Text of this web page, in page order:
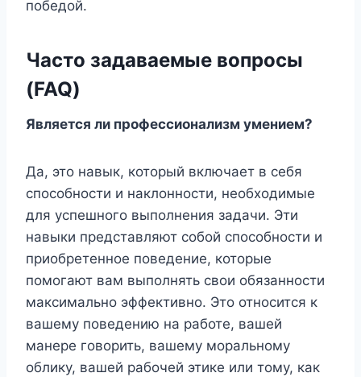
победой.
Часто задаваемые вопросы
(FAQ)
Является ли профессионализм умением?
Да, это навык, который включает в себя
способности и наклонности, необходимые
для успешного выполнения задачи. Эти
навыки представляют собой способности и
приобретенное поведение, которые
помогают вам выполнять свои обязанности
максимально эффективно. Это относится к
вашему поведению на работе, вашей
манере говорить, вашему моральному
облику, вашей рабочей этике или тому, как